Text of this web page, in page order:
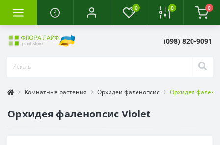
0 0 0
(098) 820-9091
Комнатные растения Орхидеи фаленопсис Орхидея
Орхидея фаленопсис Violet